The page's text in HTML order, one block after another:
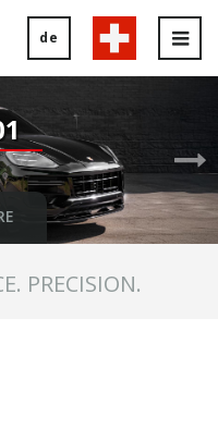
de
PRECISION.